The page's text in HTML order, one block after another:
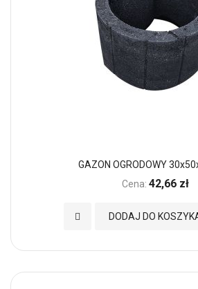
GAZON OGRODOWY
Cena: 42,66 zł
DODAJ DO
Dodaj do Ulubionych